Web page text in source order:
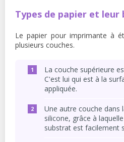
Types de papier et leur
Le papier pour imprimante à
plusieurs couches.
La couche supérieure
C'est lui qui est à la
appliquée.
Une autre couche dans
silicone, grâce à
substrat est facilement